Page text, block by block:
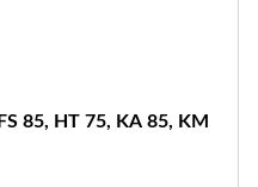
85, HT 75, KA 85, KM